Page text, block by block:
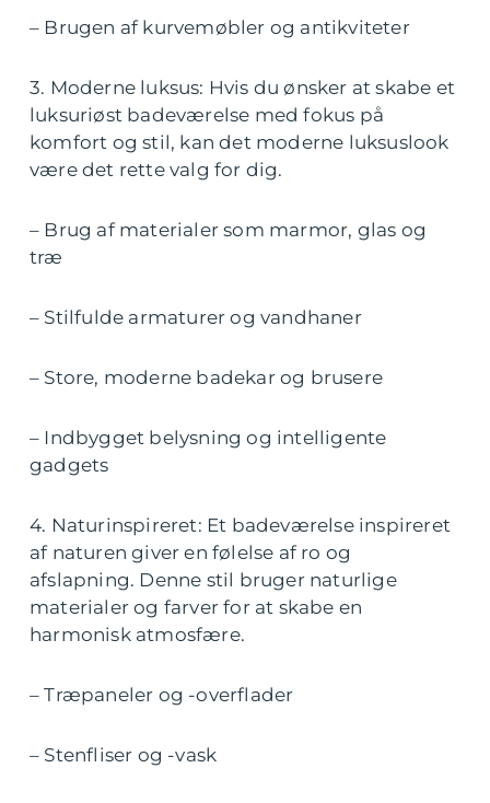
– Brugen af kurvemøbler og antikviteter
3. Moderne luksus: Hvis du ønsker at skabe et
luksuriøst badeværelse med fokus på
komfort og stil, kan det moderne luksuslook
være det rette valg for dig.
– Brug af materialer som marmor, glas og
træ
– Stilfulde armaturer og vandhaner
– Store, moderne badekar og brusere
– Indbygget belysning og intelligente
gadgets
4. Naturinspireret: Et badeværelse inspireret
af naturen giver en følelse af ro og
afslapning. Denne stil bruger naturlige
materialer og farver for at skabe en
harmonisk atmosfære.
– Træpaneler og -overflader
– Stenfliser og -vask